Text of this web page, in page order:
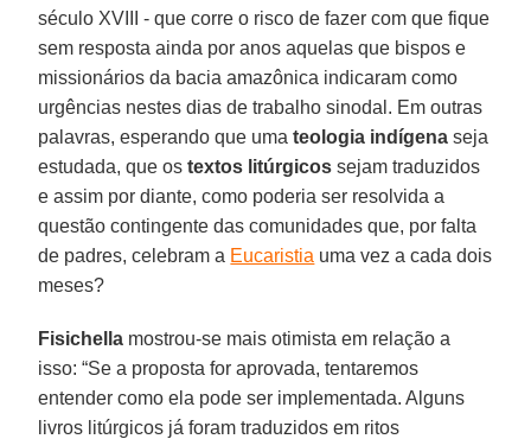
século XVIII - que corre o risco de fazer com que fique
sem resposta ainda por anos aquelas que bispos e
missionários da bacia amazônica indicaram como
urgências nestes dias de trabalho sinodal. Em outras
palavras, esperando que umateologia indígena seja
estudada, que ostextos litúrgicos sejam traduzidos
e assim por diante, como poderia ser resolvida a
questão contingente das comunidades que, por falta
de padres, celebram a Eucaristia uma vez a cada dois
meses?
Fisichella mostrou-se mais otimista em relação a
isso: “Se a proposta for aprovada, tentaremos
entender como ela pode ser implementada. Alguns
livros litúrgicos já foram traduzidos em ritos